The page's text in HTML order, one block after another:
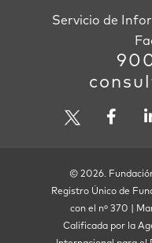
Servicio de
© 2026.
Registro Único de
con el nº 370 |
Calificada por la